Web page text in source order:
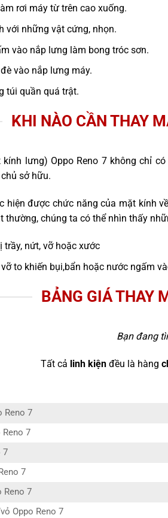
rơi máy từ trên cao xuống.
với những vật cứng, nhọn.
vào nắp lưng làm bong tróc sơn.
vào nắp lưng máy.
túi quần quá trật.
KHI NÀO CẦN THAY
kính lưng) Oppo Reno 7 không chỉ
sở hữu.
hiện được chức năng của mặt kính
thường, chúng ta có thể nhìn thấy
trầy, nứt, vỡ hoặc xước
to khiến bụi,bẩn hoặc nước ngấm
BẢNG GIÁ THAY
Bạn đang
Tất cả linh kiệnđều là hàng
Reno 7
Reno 7
7
7
Reno 7
Oppo Reno 7